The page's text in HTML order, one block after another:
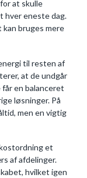
at skulle
hver eneste dag.
bruges mere
til resten af
at de undgår
en balanceret
løsninger. På
men en vigtig
et
af afdelinger.
hvilket igen